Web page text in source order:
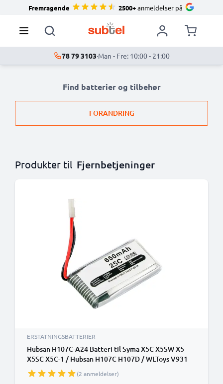
Fremragende 2500+anmeldelser på
78 79 3103·Man - Fre: 10:00 - 21:00
Find batterier og tilbehør
FORANDRING
Produkter til Fjernbetjeninger
ERSTATNINGSBATTERIER
Hubsan H107C-A24 Batteri til Syma X5C X5SW X5
X5SC X5C-1 / Hubsan H107C H107D / WLToys V931
650mAh Udskiftning af batteri Hubsan H107C-A24
Fjernbetjening
(2 anmeldelser)